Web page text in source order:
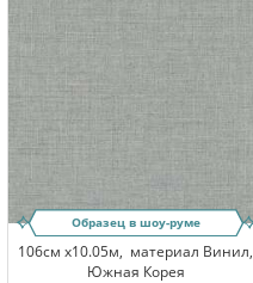
Образец в шоу-руме
106см x10.05м, материал Винил,
Южная Корея